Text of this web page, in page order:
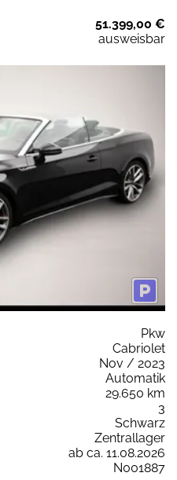
51.399,00 €
ausweisbar
Pkw
Cabriolet
Nov / 2023
Automatik
29.650 km
3
Schwarz
Zentrallager
ab ca. 11.08.2026
N001887